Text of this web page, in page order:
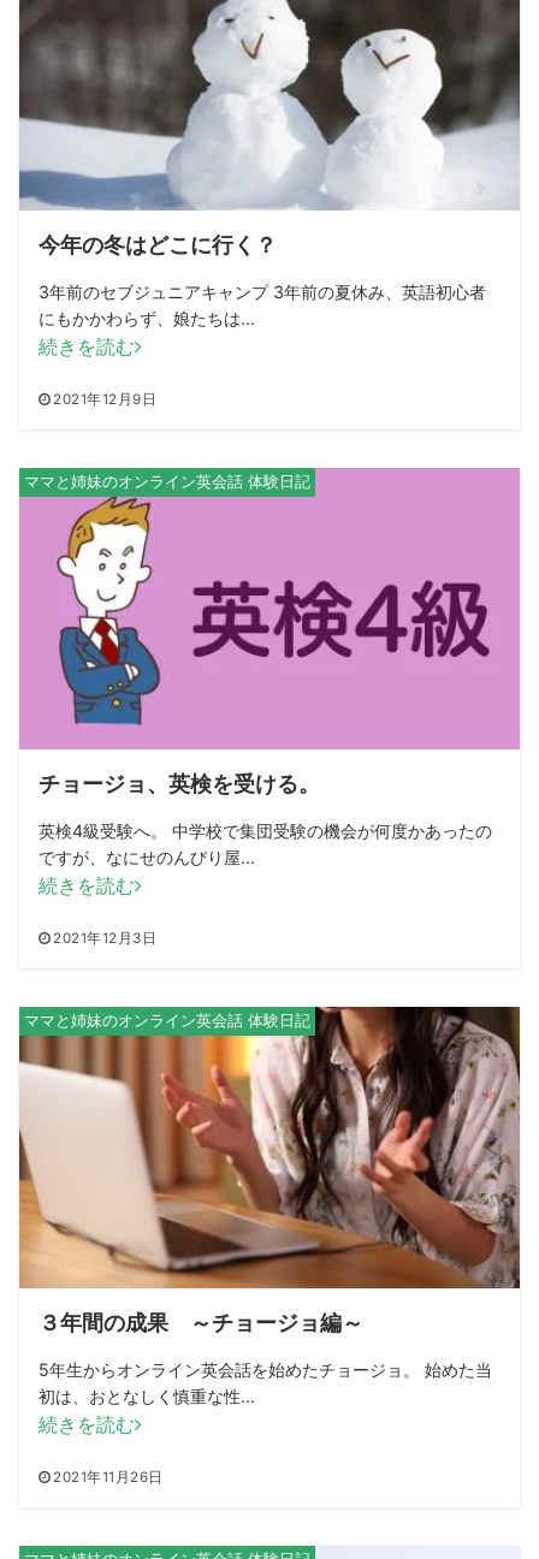
今年の冬はどこに行く？
3年前のセブジュニアキャンプ 3年前の夏休み、英語初心者
にもかかわらず、娘たちは...
2021年12月9日
続きを読む
ママと姉妹のオンライン英会話 体験日記
チョージョ、英検を受ける。
英検4級受験へ。 中学校で集団受験の機会が何度かあったの
ですが、なにせのんびり屋...
2021年12月3日
続きを読む
ママと姉妹のオンライン英会話 体験日記
３年間の成果 ～チョージョ編～
5年生からオンライン英会話を始めたチョージョ。 始めた当
初は、おとなしく慎重な性...
2021年11月26日
続きを読む